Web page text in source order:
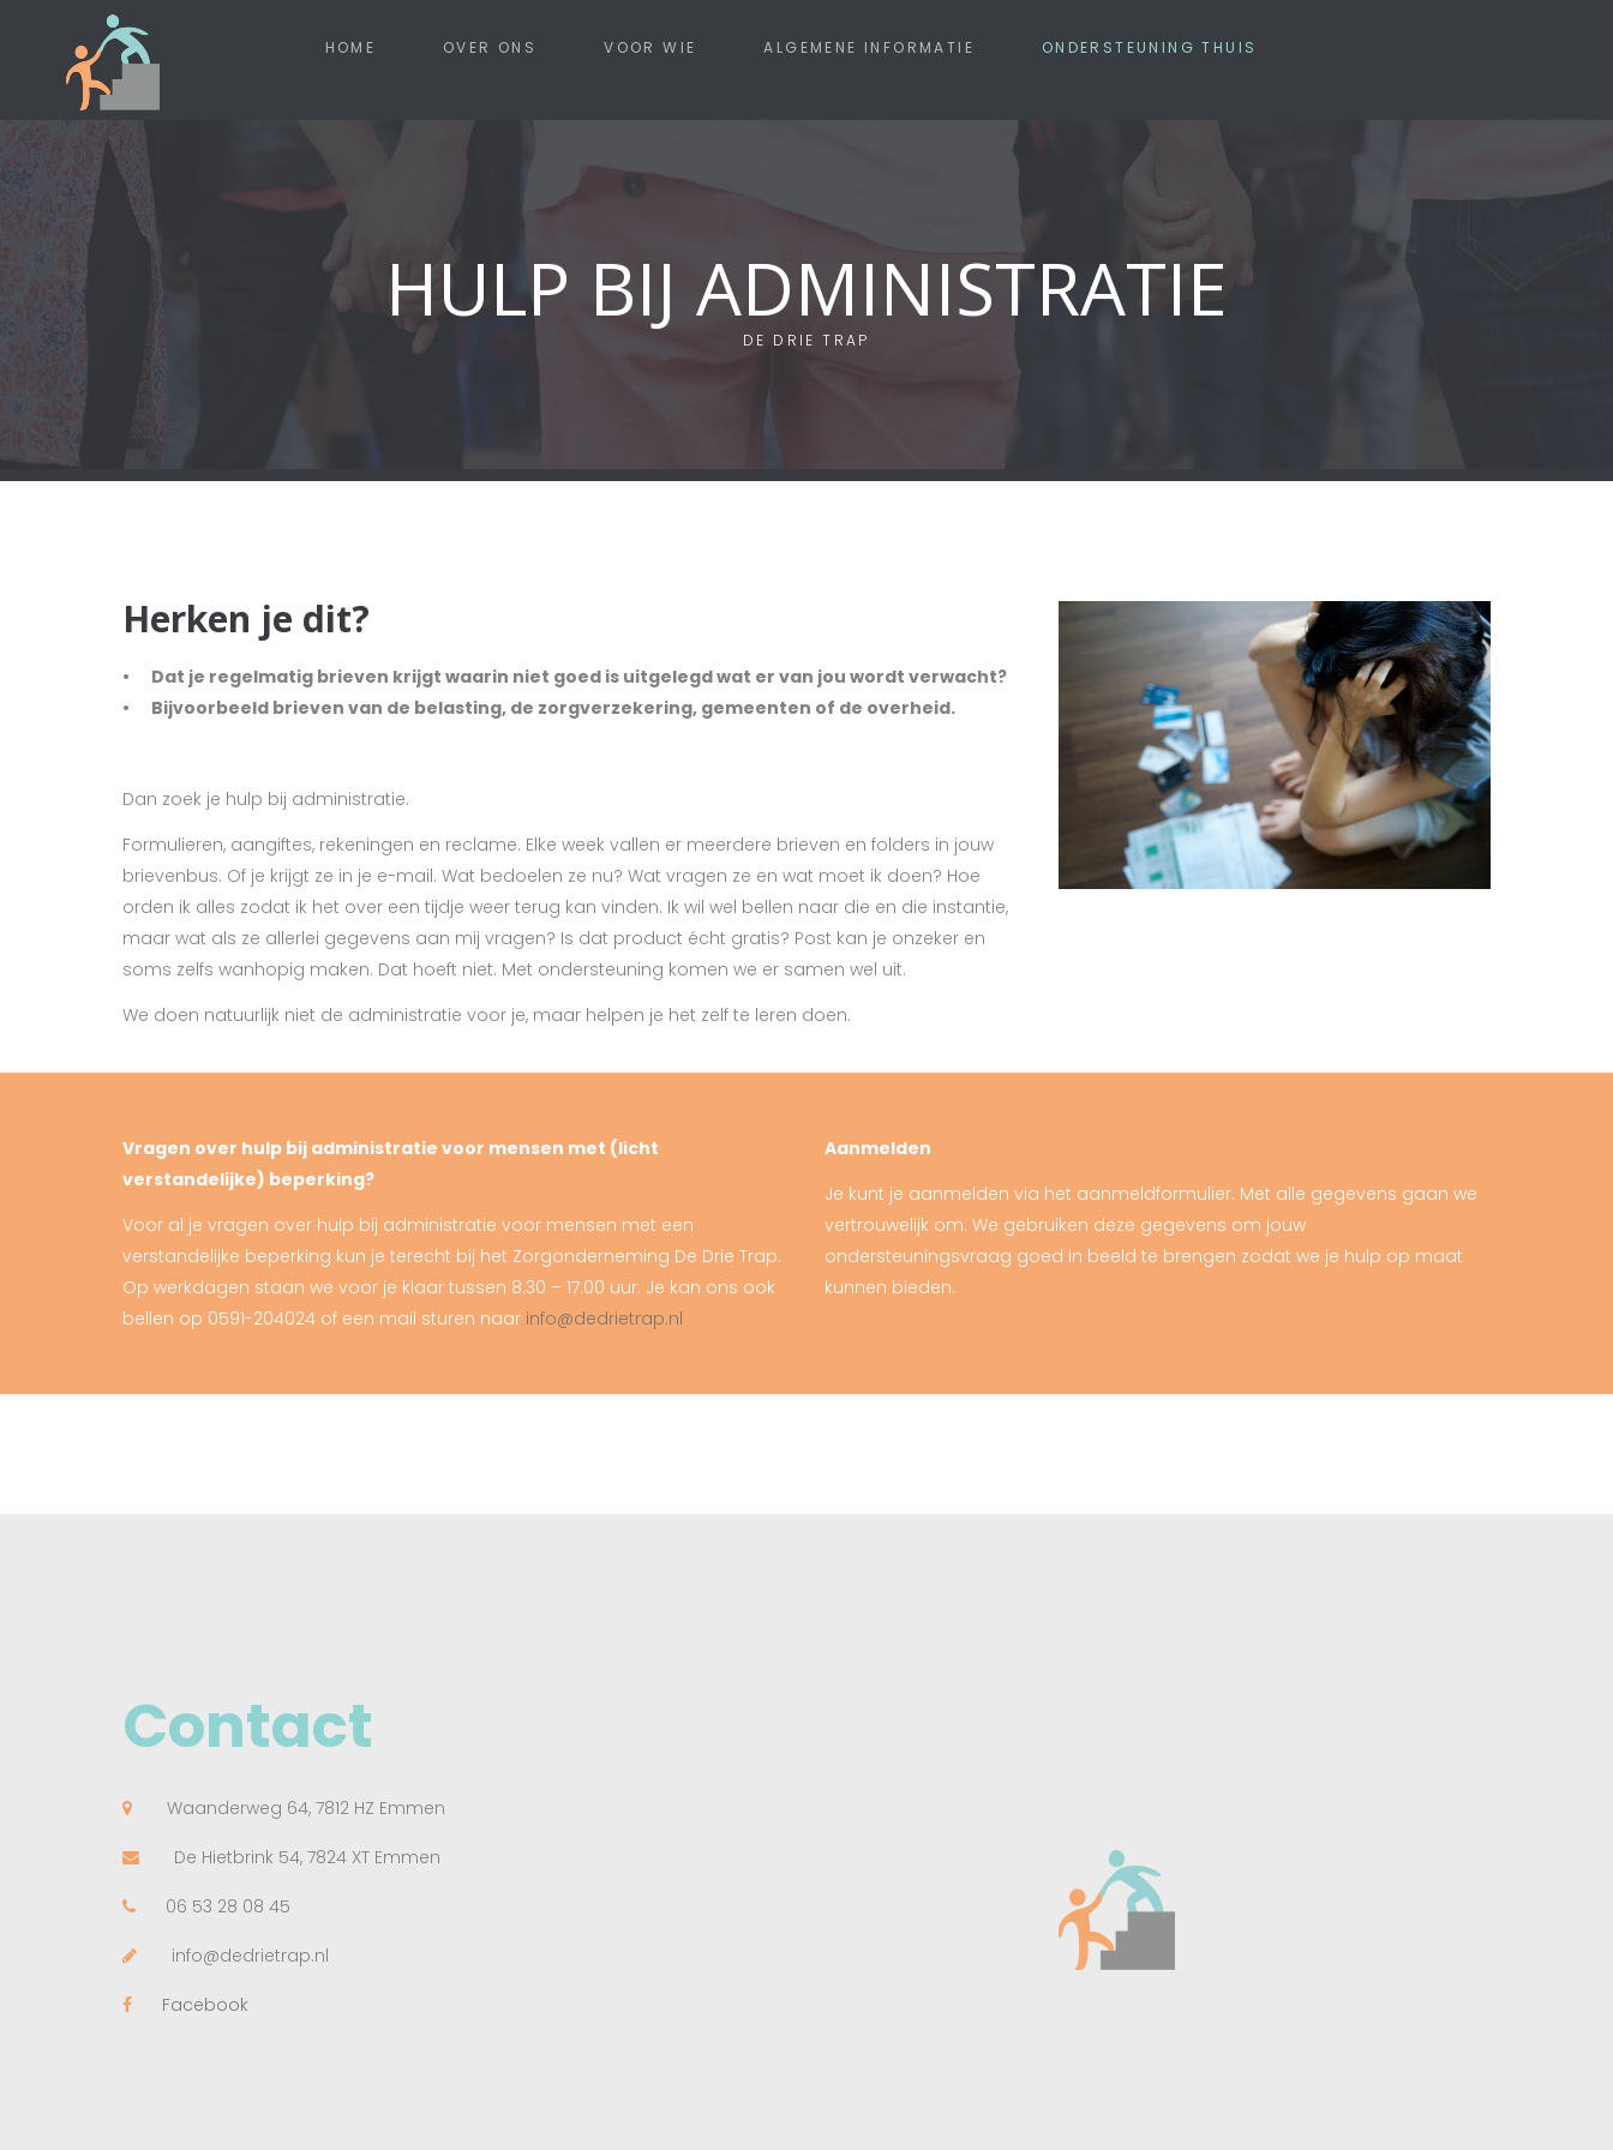
HOME OVER ONS VOOR WIE ALGEMENE INFORMATIE ONDERSTEUNING THUIS
HULP BIJ ADMINISTRATIE
DE DRIE TRAP
Herken je dit?
• Dat je regelmatig brieven krijgt waarin niet goed is uitgelegd wat er van jou wordt verwacht?
• Bijvoorbeeld brieven van de belasting, de zorgverzekering, gemeenten of de overheid.
Dan zoek je hulp bij administratie.
Formulieren, aangiftes, rekeningen en reclame. Elke week vallen er meerdere brieven en folders in jouw
brievenbus. Of je krijgt ze in je e-mail. Wat bedoelen ze nu? Wat vragen ze en wat moet ik doen? Hoe
orden ik alles zodat ik het over een tijdje weer terug kan vinden. Ik wil wel bellen naar die en die instantie,
maar wat als ze allerlei gegevens aan mij vragen? Is dat product écht gratis? Post kan je onzeker en
soms zelfs wanhopig maken. Dat hoeft niet. Met ondersteuning komen we er samen wel uit.
We doen natuurlijk niet de administratie voor je, maar helpen je het zelf te leren doen.
Vragen over hulp bij administratie voor mensen met (licht
verstandelijke) beperking?
Voor al je vragen over hulp bij administratie voor mensen met een
verstandelijke beperking kun je terecht bij het Zorgonderneming De Drie Trap.
Op werkdagen staan we voor je klaar tussen 8.30 – 17.00 uur. Je kan ons ook
bellen op 0591-204024 of een mail sturen naar info@dedrietrap.nl
Aanmelden
Je kunt je aanmelden via het aanmeldformulier. Met alle gegevens gaan we
vertrouwelijk om. We gebruiken deze gegevens om jouw
ondersteuningsvraag goed in beeld te brengen zodat we je hulp op maat
kunnen bieden.
Contact
Waanderweg 64, 7812 HZ Emmen
De Hietbrink 54, 7824 XT Emmen
06 53 28 08 45
info@dedrietrap.nl
Facebook